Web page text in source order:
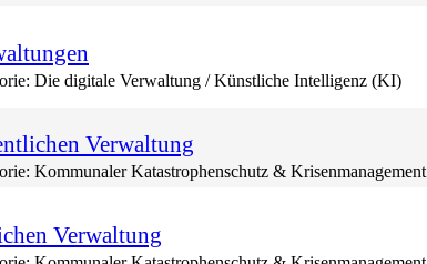
Die digitale Verwaltung / Künstliche Intelligenz (KI)
Verwaltung
Kommunaler Katastrophenschutz & Krisenmanagement
Verwaltung